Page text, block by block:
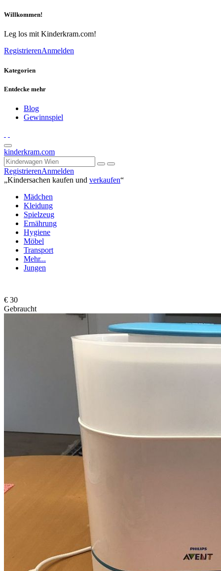
Willkommen!
Leg los mit Kinderkram.com!
RegistrierenAnmelden
Kategorien
Entdecke mehr
Blog
Gewinnspiel
kinderkram.com
RegistrierenAnmelden
„Kindersachen kaufen und verkaufen“
Mädchen
Kleidung
Spielzeug
Ernährung
Hygiene
Möbel
Transport
Mehr...
Jungen
€ 30
Gebraucht